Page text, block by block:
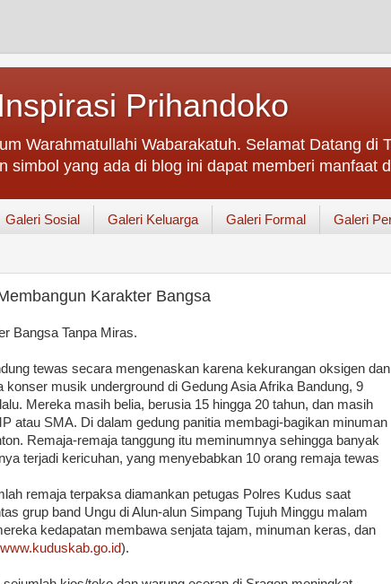
Prihandoko
Warahmatullahi Wabarakatuh. Selamat Datang di
simbol yang ada di blog ini dapat memberi manfaat
Galeri Sosial Galeri Keluarga Galeri Formal Galeri
Karakter Bangsa
Bangsa Tanpa Miras.
tewas secara mengenaskan karena kekurangan oksigen dan
konser musik underground di Gedung Asia Afrika Bandung, 9
Mereka masih belia, berusia 15 hingga 20 tahun, dan masih
atau SMA. Di dalam gedung panitia membagi-bagikan minuman
Remaja-remaja tanggung itu meminumnya sehingga banyak
terjadi kericuhan, yang menyebabkan 10 orang remaja tewas
remaja terpaksa diamankan petugas Polres Kudus saat
grup band Ungu di Alun-alun Simpang Tujuh Minggu malam
kedapatan membawa senjata tajam, minuman keras, dan
www.kuduskab.go.id).